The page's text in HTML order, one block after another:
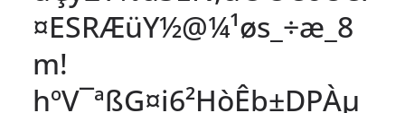
¤ESRÆüY½@¼¹øs_÷æ_8
m!
hºV¯ªßG¤i6²HòÊb±DPÀµ